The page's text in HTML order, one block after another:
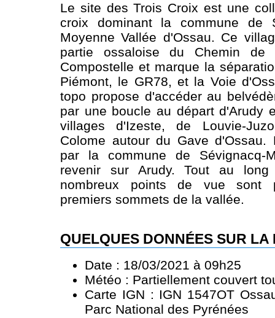
Le site des Trois Croix est une
croix dominant la commune de
Moyenne Vallée d'Ossau. Ce
partie ossaloise du Chemin de
Compostelle et marque la
Piémont, le GR78, et la Voie
topo propose d'accéder au
par une boucle au départ d'Arudy
villages d'Izeste, de Louvie-
Colome autour du Gave d'Ossau.
par la commune de Sévignacq-
revenir sur Arudy. Tout au
nombreux points de vue sont
premiers sommets de la vallée.
QUELQUES DONNÉES SUR LA
Date : 18/03/2021 à 09h25
Météo : Partiellement couvert
Carte IGN : IGN 1547OT
Parc National des Pyrénées